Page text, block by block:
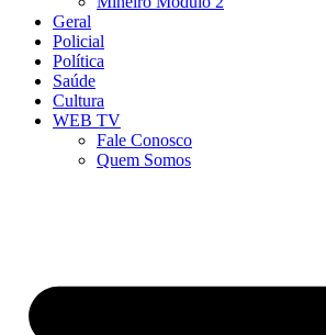
Geral
Policial
Política
Saúde
Cultura
WEB TV
Fale Conosco
Quem Somos